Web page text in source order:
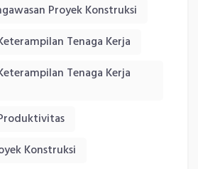
Proyek Konstruksi
Tenaga Kerja
Tenaga Kerja
Konstruksi